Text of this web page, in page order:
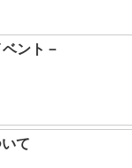
ント－
て